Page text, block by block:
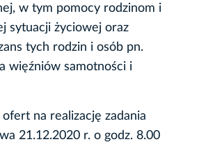
w tym pomocy rodzinom i
sytuacji życiowej oraz
tych rodzin i osób pn.
więźniów samotności i
ofert na realizację zadania
21.12.2020 r. o godz. 8.00